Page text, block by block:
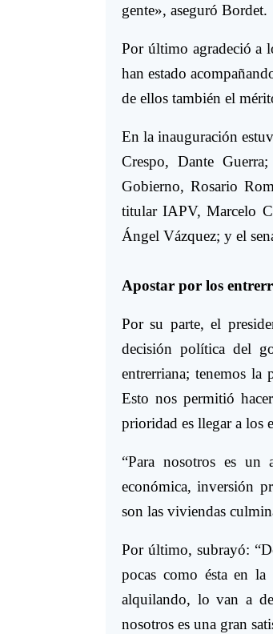
gente», aseguró Bordet.
Por último agradeció a
han estado
de ellos también el
En la inauguración
Crespo, Dante
Gobierno, Rosario
titular IAPV, Marcelo
Ángel Vázquez; y el
Apostar por los
Por su parte, el
decisión política del
entrerriana; tenemos la
Esto nos permitió
prioridad es llegar a los
“Para nosotros es un
económica, inversión
son las viviendas
Por último, subrayó:
pocas como ésta en
alquilando, lo van a
nosotros es una gran